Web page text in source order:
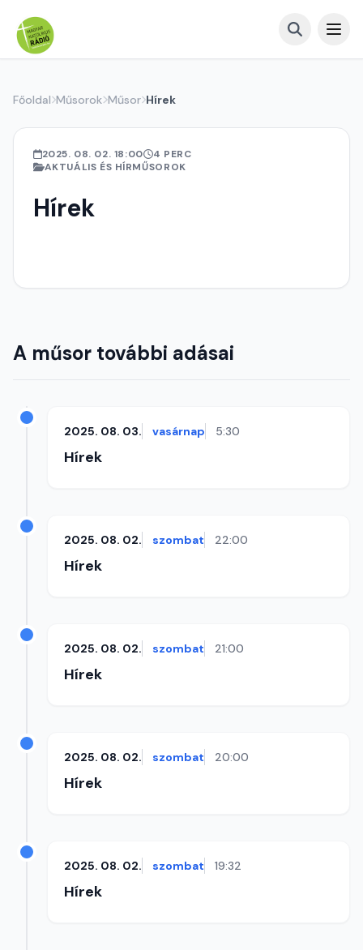
Főoldal Műsorok Műsor Hírek
2025. 08. 02. 18:00
4 PERC
AKTUÁLIS ÉS HÍRMŰSOROK
Hírek
A műsor további adásai
2025. 08. 03. vasárnap 5:30
Hírek
2025. 08. 02. szombat 22:00
Hírek
2025. 08. 02. szombat 21:00
Hírek
2025. 08. 02. szombat 20:00
Hírek
2025. 08. 02. szombat 19:32
Hírek